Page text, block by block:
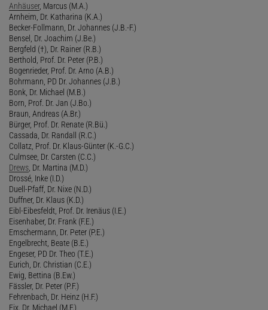
Anhäuser, Marcus (M.A.)
Arnheim, Dr. Katharina (K.A.)
Becker-Follmann, Dr. Johannes (J.B.-F.)
Bensel, Dr. Joachim (J.Be.)
Bergfeld (†), Dr. Rainer (R.B.)
Berthold, Prof. Dr. Peter (P.B.)
Bogenrieder, Prof. Dr. Arno (A.B.)
Bohrmann, PD Dr. Johannes (J.B.)
Bonk, Dr. Michael (M.B.)
Born, Prof. Dr. Jan (J.Bo.)
Braun, Andreas (A.Br.)
Bürger, Prof. Dr. Renate (R.Bü.)
Cassada, Dr. Randall (R.C.)
Collatz, Prof. Dr. Klaus-Günter (K.-G.C.)
Culmsee, Dr. Carsten (C.C.)
Drews , Dr. Martina (M.D.)
Drossé, Inke (I.D.)
Duell-Pfaff, Dr. Nixe (N.D.)
Duffner, Dr. Klaus (K.D.)
Eibl-Eibesfeldt, Prof. Dr. Irenäus (I.E.)
Eisenhaber, Dr. Frank (F.E.)
Emschermann, Dr. Peter (P.E.)
Engelbrecht, Beate (B.E.)
Engeser, PD Dr. Theo (T.E.)
Eurich, Dr. Christian (C.E.)
Ewig, Bettina (B.Ew.)
Fässler, Dr. Peter (P.F.)
Fehrenbach, Dr. Heinz (H.F.)
Fix, Dr. Michael (M.F.)